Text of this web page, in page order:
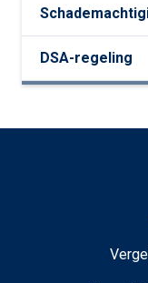
DSA-regeling